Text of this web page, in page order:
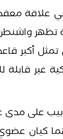
علاقة
تظهر
ولاية
قابلة
على مدى
كيان